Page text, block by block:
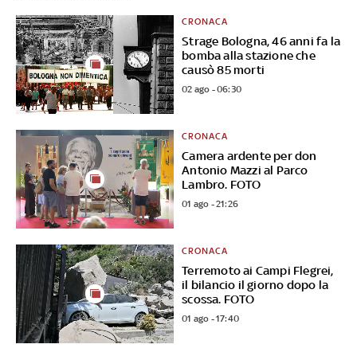
Strage Bologna, 46 anni fa la
bomba alla stazione che
causò 85 morti
CRONACA
02 ago - 06:30
Camera ardente per don
Antonio Mazzi al Parco
Lambro. FOTO
CRONACA
01 ago - 21:26
Terremoto ai Campi Flegrei,
il bilancio il giorno dopo la
scossa. FOTO
CRONACA
01 ago - 17:40